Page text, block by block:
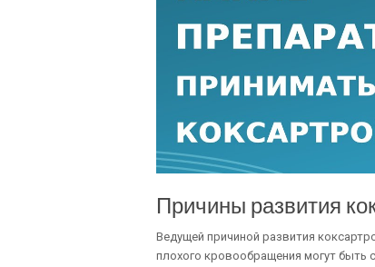
Причины развития
Ведущей причиной развития
плохого кровообращения могут быть